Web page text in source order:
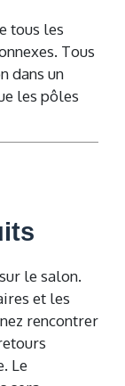
tous les
Tous
dans un
les pôles
le salon.
et les
rencontrer
Le